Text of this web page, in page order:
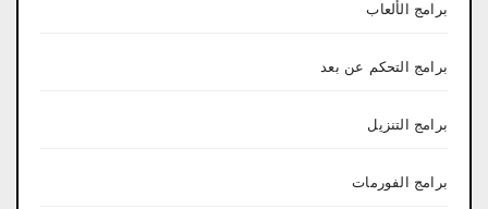
برامج الألعاب
برامج التحكم عن بعد
برامج التنزيل
برامج الفورمات